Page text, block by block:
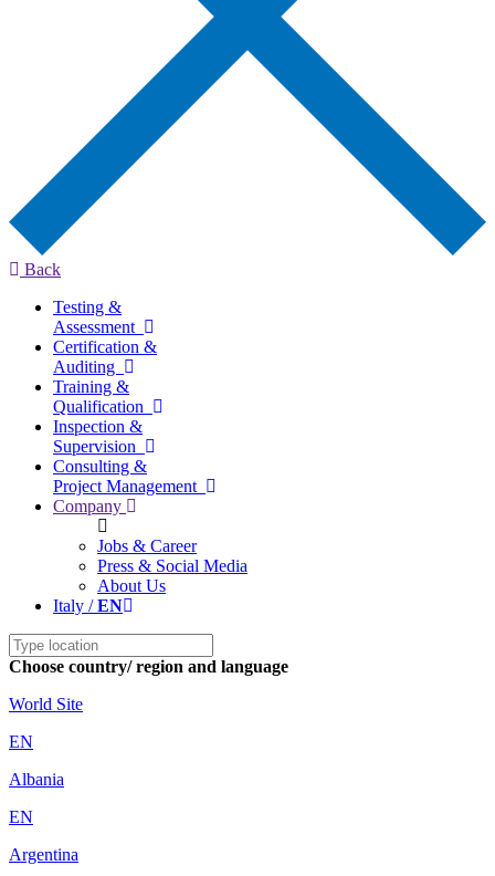
Back
Testing &
Assessment
Certification &
Auditing
Training &
Qualification
Inspection &
Supervision
Consulting &
Project Management
Company
Jobs & Career
Press & Social Media
About Us
Italy /EN
Choose country/ region and language
World Site
EN
Albania
EN
Argentina